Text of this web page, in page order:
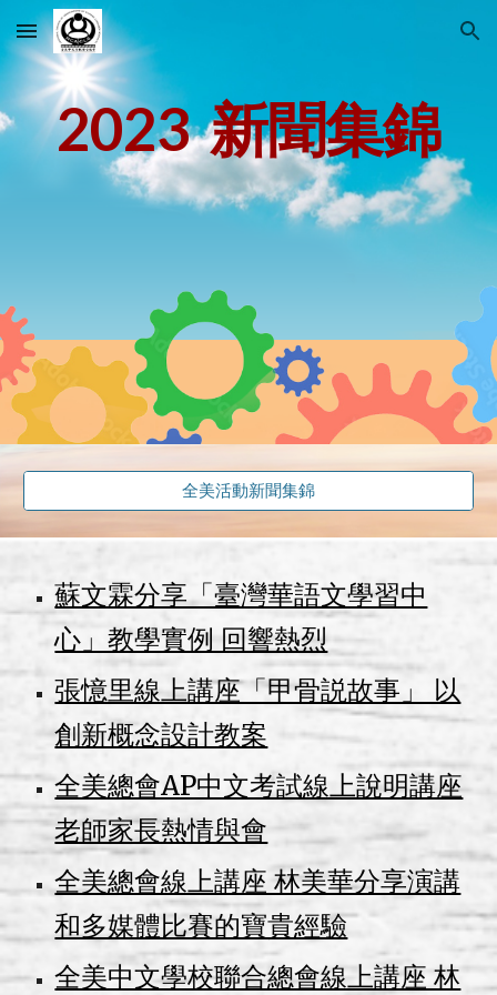
Skip to main content Skip to navigation
2023 新聞集錦
全美活動新聞集錦
蘇文霖分享「臺灣華語文學習中
心」教學實例 回響熱烈
張憶里線上講座「甲骨説故事」 以
創新概念設計教案
全美總會AP中文考試線上說明講座
老師家長熱情與會
全美總會線上講座 林美華分享演講
和多媒體比賽的寶貴經驗
全美中文學校聯合總會線上講座 林